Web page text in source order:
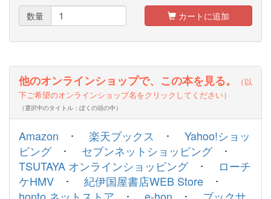
数量 カートに追加
他のオンラインショップで、この本を見る。
（以
下ご希望のオンラインショップ名をクリックしてください）
（選択中のタイトル：ぼくの頭の中）
Amazon ･ 楽天ブックス ･ Yahoo!ショッ
ピング･ セブンネットショッピング･
TSUTAYA オンラインショッピング･
ローチ
ケHMV ･ 紀伊国屋書店WEB Store ･
honto ネットストア ･ e-hon ･ ブックサ